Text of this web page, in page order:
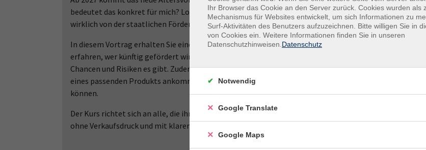
bedeutet das konkret für mich? Lohnt sich der Einstieg? Und worauf sollte ich achten, damit ich am
wirklich von der staatlichen Förderung profitiere?
In diesem Vortrag erhalten Sie eine verständliche und unabhängige Einführung in das neue System. Sie
erfahren, wer künftig gefördert wird (auch Selbständige), wie die Förderung funktioniert und welche
Chancen und Risiken es gibt. Zudem bekommen Sie praktische Orientierung, worauf es bei der Auswahl
eines passenden Produkts ankommt – und wie Sie typische Fehler vermeiden, die später teuer werden
können.
Der Kurs richtet sich an alle, die ihre Altersvorsorge selbstbestimmt und informiert angehen möchten
ohne Verkaufsdruck und mit klarem Blick auf die eigenen Bedürfnisse.
Ihr Browser das Cookie an den Server zurück. Cookies wurden als
Mechanismus für Websites entwickelt, um sich Informationen zu
Surf-Aktivitäten des Benutzers aufzuzeichnen. Bitte willigen Sie in
von Cookies ein. Weitere Informationen finden Sie in unseren
Datenschutzhinweisen. Datenschutz
Notwendig
Google Translate
Google Maps